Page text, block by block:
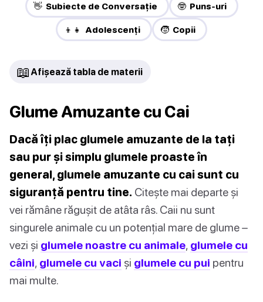
👋 Subiecte de Conversație 🤓 Puns-uri
👦👧 Adolescenți 🧒 Copii
📖 Afișează tabla de materii
Glume Amuzante cu Cai
Dacă îți plac glumele amuzante de la tați
sau pur și simplu glumele proaste în
general, glumele amuzante cu cai sunt cu
siguranță pentru tine. Citește mai departe și
vei rămâne răgușit de atâta râs. Caii nu sunt
singurele animale cu un potențial mare de glume –
vezi și glumele noastre cu animale, glumele cu
câini, glumele cu vaci și glumele cu pui pentru
mai multe.